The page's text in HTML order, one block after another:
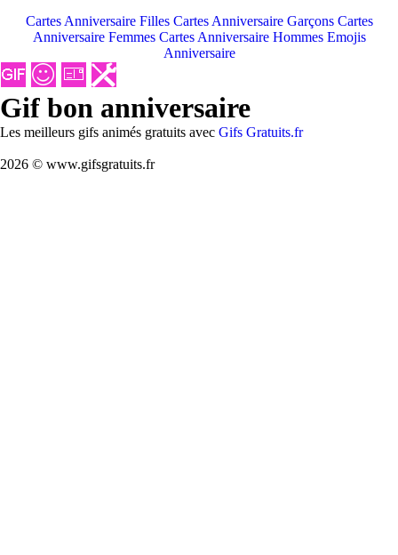
Cartes Anniversaire Filles Cartes Anniversaire Garçons Cartes
Anniversaire Femmes Cartes Anniversaire Hommes Emojis
Anniversaire
Gif bon anniversaire
Les meilleurs gifs animés gratuits avec Gifs Gratuits.fr
2026 © www.gifsgratuits.fr